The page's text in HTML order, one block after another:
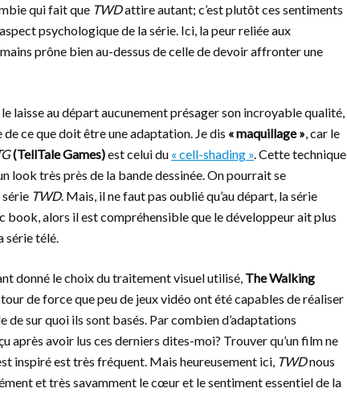
qui fait que TWDattire autant; c’est plutôt ces sentiments
psychologique de la série. Ici, la peur reliée aux
prône bien au-dessus de celle de devoir affronter une
laisse au départ aucunement présager son incroyable qualité,
ce que doit être une adaptation. Je dis « maquillage », car le
(TellTale Games)est celui du « cell-shading ». Cette technique
look très près de la bande dessinée. On pourrait se
série TWD. Mais, il ne faut pas oublié qu’au départ, la série
book, alors il est compréhensible que le développeur ait plus
série télé.
donné le choix du traitement visuel utilisé, The Walking
de force que peu de jeux vidéo ont été capables de réaliser
de sur quoi ils sont basés. Par combien d’adaptations
après avoir lus ces derniers dites-moi? Trouver qu’un film ne
inspiré est très fréquent. Mais heureusement ici, TWDnous
et très savamment le cœur et le sentiment essentiel de la